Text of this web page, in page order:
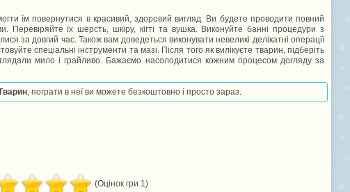
їм повернутися в красивий, здоровий вигляд. Ви будете проводити повний
Перевіряйте їх шерсть, шкіру, кігті та вушка. Виконуйте банні процедури з
за довгий час. Також вам доведеться виконувати невеликі делікатні операції
спеціальні інструменти та мазі. Після того як вилікуєте тварин, підберіть
мило і грайливо. Бажаємо насолодитися кожним процесом догляду за
, пограти в неї ви можете безкоштовно і просто зараз.
(Оцінок гри 1)